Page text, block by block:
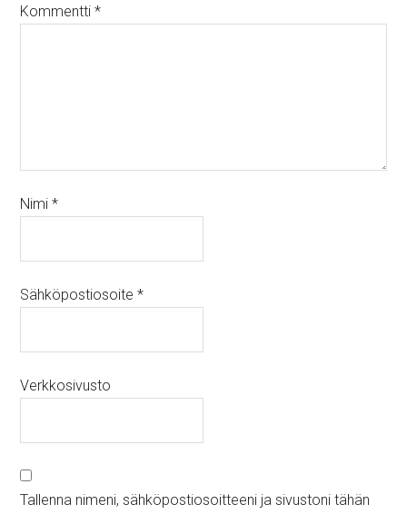
Kommentti*
Nimi*
Sähköpostiosoite*
Verkkosivusto
Tallenna nimeni, sähköpostiosoitteeni ja sivustoni tähän